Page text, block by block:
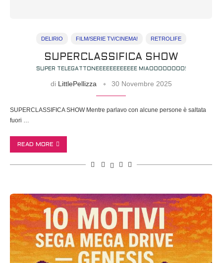
DELIRIO FILM/SERIE TV/CINEMA! RETROLIFE
SUPERCLASSIFICA SHOW
SUPER TELEGATTONEEEEEEEEEEEE MIAOOOOOOOO!
di LittlePellizza 30 Novembre 2025
SUPERCLASSIFICA SHOW Mentre parlavo con alcune persone è saltata
fuori …
READ MORE